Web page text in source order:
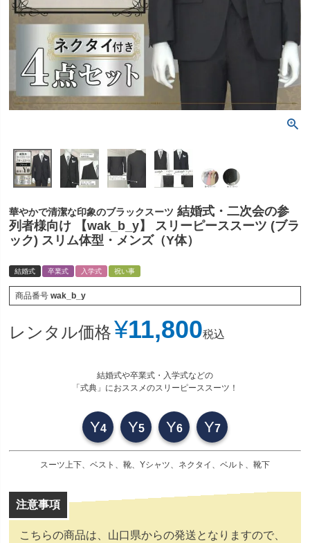
華やかで清潔な印象のブラックスーツ 結婚式・二次会の参
列者様向け 【wak_b_y】 スリーピーススーツ (ブラ
ック) スリム体型・メンズ（Y体）
結婚式 卒業式 入学式 祝い事
商品番号 wak_b_y
レンタル価格 ¥11,800税込
結婚式や卒業式・入学式などの
「式典」におススメのスリーピーススーツ！
Y4 Y5 Y6 Y7
スーツ上下、ベスト、靴、Yシャツ、ネクタイ、ベルト、靴下
こちらの商品は、山口県からの発送となりますので、